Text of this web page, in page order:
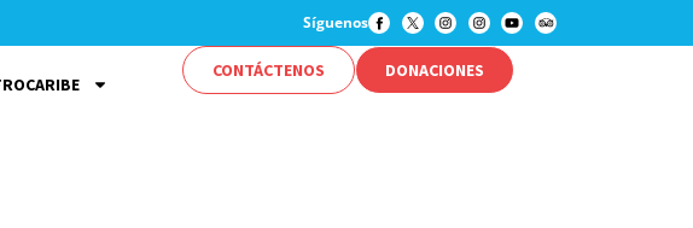
Síguenos
CONTÁCTENOS DONACIONES